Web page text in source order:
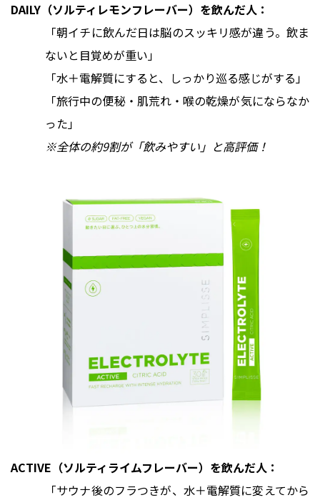
DAILY（ソルティレモンフレーバー）を飲んだ人：
「朝イチに飲んだ日は脳のスッキリ感が違う。飲ま
ないと目覚めが重い」
「水＋電解質にすると、しっかり巡る感じがする」
「旅行中の便秘・肌荒れ・喉の乾燥が気にならなか
った」
※全体の約9割が「飲みやすい」と高評価！
ACTIVE（ソルティライムフレーバー）を飲んだ人：
「サウナ後のフラつきが、水＋電解質に変えてから